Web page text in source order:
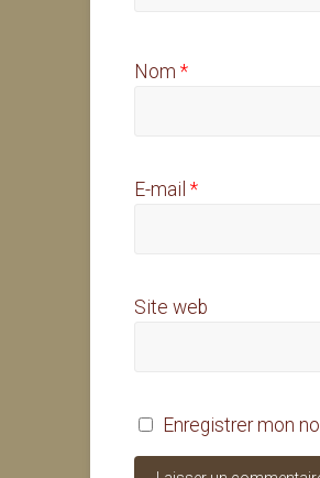
Nom *
E-mail *
Site web
Enregistrer mon